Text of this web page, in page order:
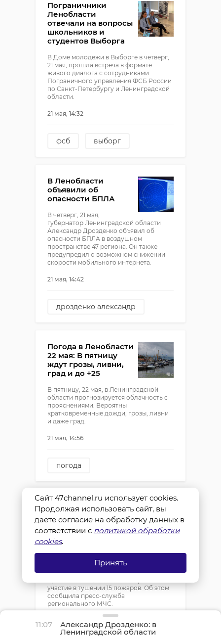
Пограничники
Ленобласти
отвечали на вопросы
школьников и
студентов Выборга
В Доме молодежи в Выборге в четверг,
21 мая, прошла встреча в формате
живого диалога с сотрудниками
Пограничного управления ФСБ России
по Санкт-Петербургу и Ленинградской
области.
21 мая, 14:32
фсб
выборг
В Ленобласти
объявили об
опасности БПЛА
В четверг, 21 мая,
губернатор Ленинградской области
Александр Дрозденко объявил об
опасности БПЛА в воздушном
пространстве 47 региона. Он также
предупредил о возможном снижении
скорости мобильного интернета.
21 мая, 14:42
дрозденко александр
Погода в Ленобласти
22 мая: В пятницу
ждут грозы, ливни,
град и до +25
В пятницу, 22 мая, в Ленинградской
области прогнозируется облачность с
прояснениями. Вероятны
кратковременные дожди, грозы, ливни
и даже град.
21 мая, 14:56
погода
синоптики
Огнеборцы за сутки
потушили 15
пожаров в
Ленобласти
Ленинградской области за прошедшие
сутки отреагировали на 20 оперативных
участие в тушении 15 пожаров. Об этом
сообщила пресс-служба
регионального МЧС.
21 мая, 15:07
11:07 Александр Дрозденко: в
Ленинградской области
отмечается рост
Сайт 47channel.ru использует cookies.
Продолжая использовать сайт, вы
даете согласие на обработку данных в
соответствии с политикой обработки
cookies.
Принять